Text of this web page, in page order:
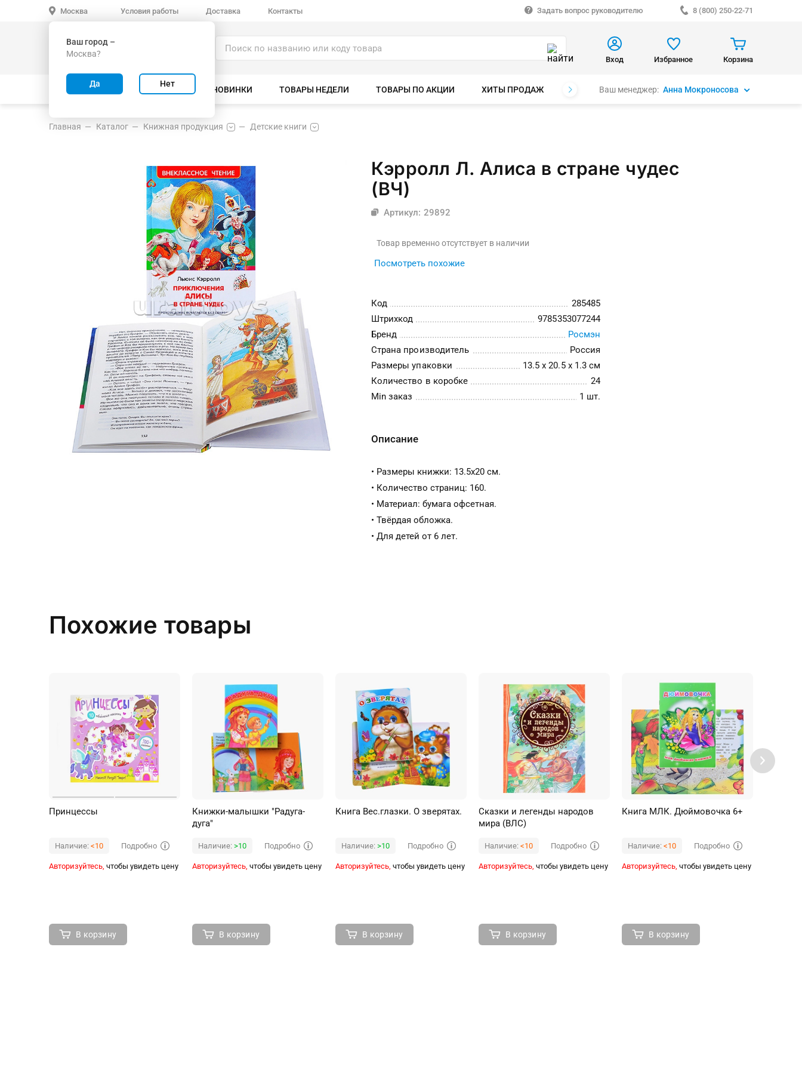
Москва
Ваш город –
Москва?
Да Нет
Условия работы Доставка Контакты Задать вопрос руководителю 8 (800) 250-22-71
Вход Избранное Корзина
ВСЕ ТОВАРЫ ВЕЛОСИПЕДЫ НОВИНКИ ТОВАРЫ НЕДЕЛИ ТОВАРЫ ПО АКЦИИ ХИТЫ ПРОДАЖ БРЕНДЫВаш менеджер: Анна Мокроносова
Главная Каталог Книжная продукция Детские книги
Кэрролл Л. Алиса в стране чудес
(ВЧ)
Артикул: 29892
Товар временно отсутствует в наличии
Посмотреть похожие
Код
285485
Штрихкод
9785353077244
Бренд
Росмэн
Страна производитель
Россия
Размеры упаковки
13.5 x 20.5 x 1.3 см
Количество в коробке
24
Min заказ
1 шт.
Описание
• Размеры книжки: 13.5х20 см.
• Количество страниц: 160.
• Материал: бумага офсетная.
• Твёрдая обложка.
• Для детей от 6 лет.
Похожие товары
Принцессы
Наличие: <10 Подробно
Авторизуйтесь, чтобы увидеть цену
В корзину
Книжки-малышки "Радуга-
дуга"
Наличие: >10 Подробно
Авторизуйтесь, чтобы увидеть цену
В корзину
Книга Вес.глазки. О зверятах.
Наличие: >10 Подробно
Авторизуйтесь, чтобы увидеть цену
В корзину
Сказки и легенды народов
мира (ВЛС)
Наличие: <10 Подробно
Авторизуйтесь, чтобы увидеть цену
В корзину
Книга МЛК. Дюймовочка 6+
Наличие: <10 Подробно
Авторизуйтесь, чтобы увидеть цену
В корзину